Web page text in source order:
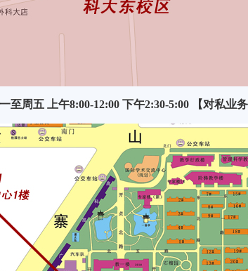
至周五 上午8:00-12:00 下午2:30-5:00 【对私业